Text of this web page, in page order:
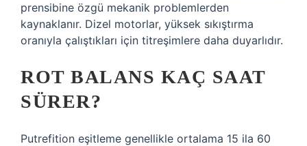
prensibine özgü mekanik problemlerden
kaynaklanır. Dizel motorlar, yüksek sıkıştırma
oranıyla çalıştıkları için titreşimlere daha duyarlıdır.
ROT BALANS KAÇ SAAT
SÜRER?
Putrefition eşitleme genellikle ortalama 15 ila 60